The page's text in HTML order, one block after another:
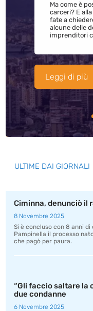
Ma come è
carceri? E
fate a
alcune delle
imprenditori
Leggi di più
ULTIME DAI GIORNALI
Ciminna, denunciò il
8 Novembre 2025
Si è concluso con 8 anni
Pampinella il processo
che pagò per paura.
“Gli faccio saltare la
due condanne
6 Novembre 2025